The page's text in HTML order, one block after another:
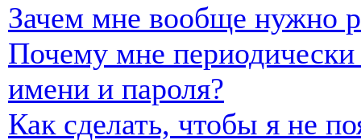
Зачем мне вообще нужно
Почему мне периодически
имени и пароля?
Как сделать, чтобы я не